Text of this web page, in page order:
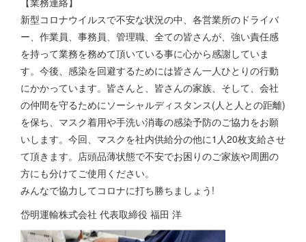
新型コロナウイルスで不安な状況の中、各営業所のドライバ
ー、作業員、事務員、管理職、全ての皆さんが、強い責任感
を持って業務を務めて頂いている事に心から感謝していま
す。今後、感染を回避するためには皆さん一人ひとりの行動
にかかっています。皆さんと、皆さんの家族、そして、会社
の仲間を守るためにソーシャルディスタンス(人と人との距離)
を保ち、マスク着用や手洗い消毒の感染予防のご協力をお願
いします。今回、マスクを社内供給分の他に1人20枚支給させ
て頂きます。店頭品薄状態で不安でお困りのご家族や周囲の
方にも分けてご使用ください。
みんなで協力してコロナに打ち勝ちましょう!
岱明運輸株式会社 代表取締役 福田 洋